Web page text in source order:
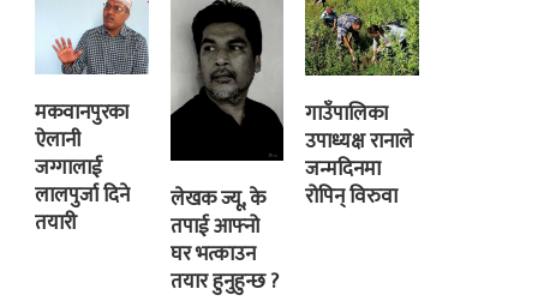
मकवानपुरका
ऐलानी
जग्गालाई
लालपुर्जा दिने
तयारी
लेखक ज्यू, के
तपाई आफ्नो
घर भत्काउन
तयार हुनुहुन्छ ?
गाउँपालिका
उपाध्यक्ष रानाले
जन्मदिनमा
रोपिन् विरुवा